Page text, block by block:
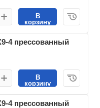
В
корзину
4 прессованный
В
корзину
4 прессованный